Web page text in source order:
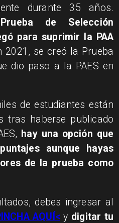
durante 35 años.
de Selección
para suprimir la PAA
2021, se creó la Prueba
dio paso a la PAES en
de estudiantes están
tras haberse publicado
hay una opción que
aunque hayas
de la prueba como
debes ingresar al
AQUÍ< y digitar tu